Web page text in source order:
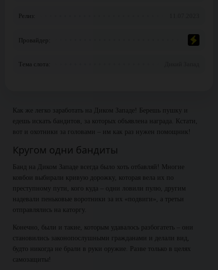
Релиз:
Провайдер:
Тема слота:
Как же легко заработать на Диком Западе! Берешь пушку и
едешь искать бандитов, за которых объявлена награда. Кстати,
вот и охотники за головами – им как раз нужен помощник!
Кругом одни бандиты
Банд на Диком Западе всегда было хоть отбавляй! Многие
ковбои выбирали кривую дорожку, которая вела их по
преступному пути, кого куда – одни ловили пулю, другим
надевали пеньковые воротники за их «подвиги», а третьи
отправлялись на каторгу.
Конечно, были и такие, которым удавалось разбогатеть – они
становились законопослушными гражданами и делали вид,
будто никогда не брали в руки оружие. Разве только в целях
самозащиты!